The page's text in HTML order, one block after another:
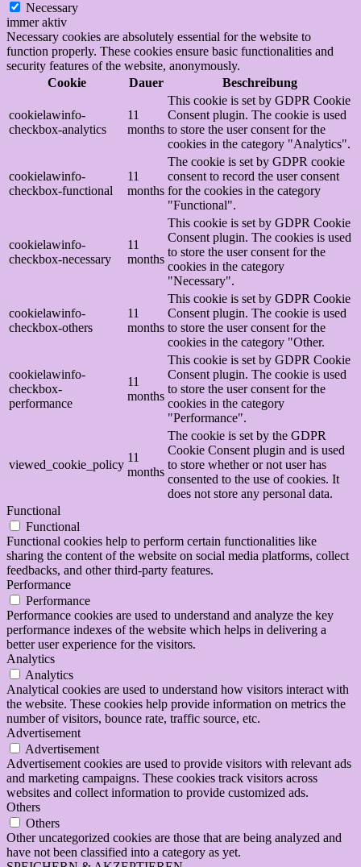
Necessary
immer aktiv
Necessary cookies are absolutely essential for the website to
function properly. These cookies ensure basic functionalities and
security features of the website, anonymously.
Cookie
Dauer Beschreibung
cookielawinfo-
checkbox-analytics
11
months
This cookie is set by GDPR Cookie
Consent plugin. The cookie is used
to store the user consent for the
cookies in the category "Analytics".
cookielawinfo-
checkbox-functional
11
months
The cookie is set by GDPR cookie
consent to record the user consent
for the cookies in the category
"Functional".
cookielawinfo-
checkbox-necessary
11
months
This cookie is set by GDPR Cookie
Consent plugin. The cookies is used
to store the user consent for the
cookies in the category
"Necessary".
cookielawinfo-
checkbox-others
11
months
This cookie is set by GDPR Cookie
Consent plugin. The cookie is used
to store the user consent for the
cookies in the category "Other.
cookielawinfo-
checkbox-
performance
11
months
This cookie is set by GDPR Cookie
Consent plugin. The cookie is used
to store the user consent for the
cookies in the category
"Performance".
viewed_cookie_policy
11
months
The cookie is set by the GDPR
Cookie Consent plugin and is used
to store whether or not user has
consented to the use of cookies. It
does not store any personal data.
Functional
Functional
Functional cookies help to perform certain functionalities like
sharing the content of the website on social media platforms, collect
feedbacks, and other third-party features.
Performance
Performance
Performance cookies are used to understand and analyze the key
performance indexes of the website which helps in delivering a
better user experience for the visitors.
Analytics
Analytics
Analytical cookies are used to understand how visitors interact with
the website. These cookies help provide information on metrics the
number of visitors, bounce rate, traffic source, etc.
Advertisement
Advertisement
Advertisement cookies are used to provide visitors with relevant ads
and marketing campaigns. These cookies track visitors across
websites and collect information to provide customized ads.
Others
Others
Other uncategorized cookies are those that are being analyzed and
have not been classified into a category as yet.